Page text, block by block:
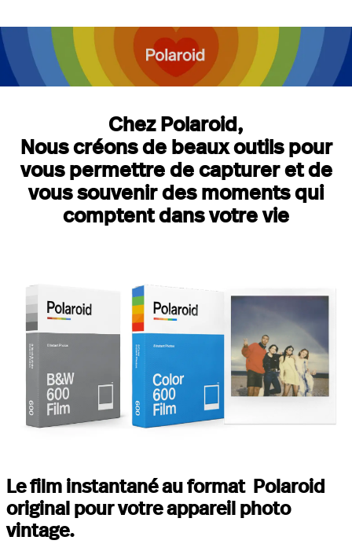
Chez Polaroid,
Nous créons de beaux outils pour
vous permettre de capturer et de
vous souvenir des moments qui
comptent dans votre vie
Le film instantané au format Polaroid
original pour votre appareil photo
vintage.